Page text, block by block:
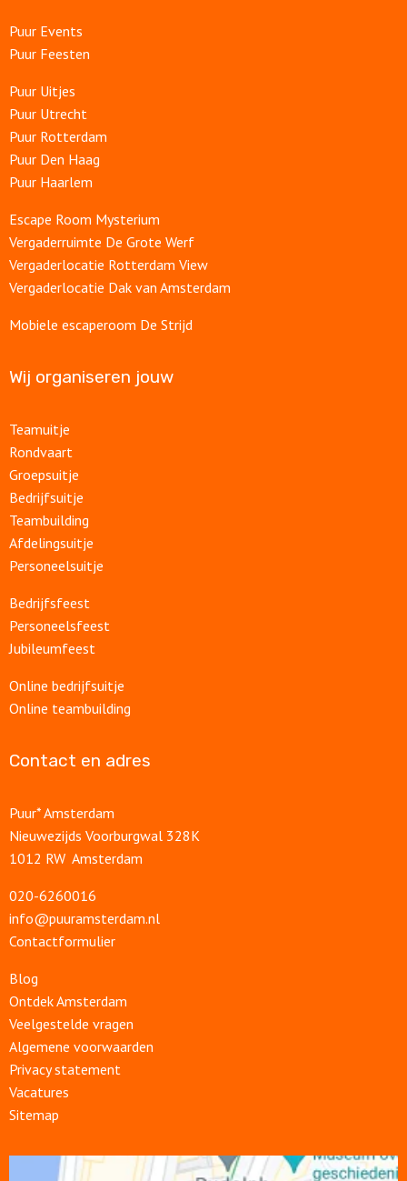
Puur Events
Puur Feesten
Puur Uitjes
Puur Utrecht
Puur Rotterdam
Puur Den Haag
Puur Haarlem
Escape Room Mysterium
Vergaderruimte De Grote Werf
Vergaderlocatie Rotterdam View
Vergaderlocatie Dak van Amsterdam
Mobiele escaperoom De Strijd
Wij organiseren jouw
Teamuitje
Rondvaart
Groepsuitje
Bedrijfsuitje
Teambuilding
Afdelingsuitje
Personeelsuitje
Bedrijfsfeest
Personeelsfeest
Jubileumfeest
Online bedrijfsuitje
Online teambuilding
Contact en adres
Puur* Amsterdam
Nieuwezijds Voorburgwal 328K
1012 RW Amsterdam
020-6260016
info@puuramsterdam.nl
Contactformulier
Blog
Ontdek Amsterdam
Veelgestelde vragen
Algemene voorwaarden
Privacy statement
Vacatures
Sitemap